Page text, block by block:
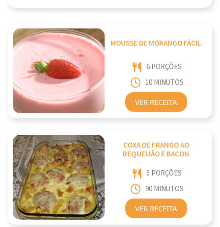
MOUSSE DE MORANGO FÁCIL
6 PORÇÕES
10 MINUTOS
VER RECEITA
COXA DE FRANGO AO
REQUEIJÃO E BACON
5 PORÇÕES
90 MINUTOS
VER RECEITA